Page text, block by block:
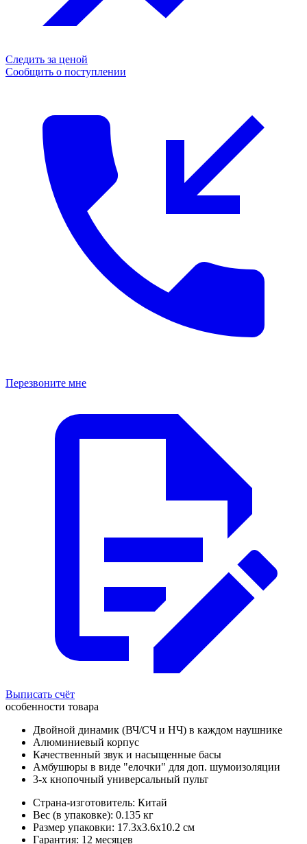
Следить за ценой
Сообщить о поступлении
Перезвоните мне
Выписать счёт
особенности товара
Двойной динамик (ВЧ/СЧ и НЧ) в каждом наушнике
Алюминиевый корпус
Качественный звук и насыщенные басы
Амбушюры в виде "елочки" для доп. шумоизоляции
3-х кнопочный универсальный пульт
Страна-изготовитель: Китай
Вес (в упаковке): 0.135 кг
Размер упаковки: 17.3x3.6x10.2 см
Гарантия: 12 месяцев